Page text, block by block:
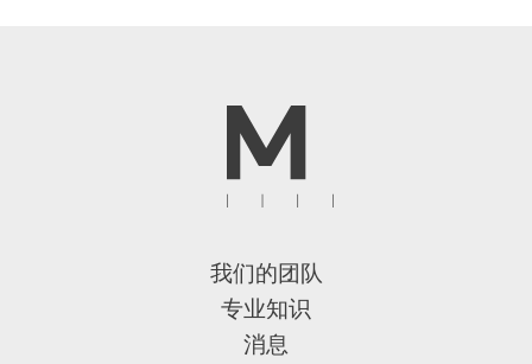
我们的团队
专业知识
消息